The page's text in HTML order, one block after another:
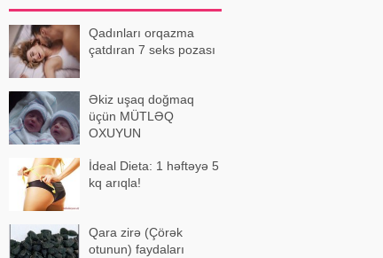
Qadınları orqazma
çatdıran 7 seks pozası
Əkiz uşaq doğmaq
üçün MÜTLƏQ
OXUYUN
İdeal Dieta: 1 həftəyə 5
kq arıqla!
Qara zirə (Çörək
otunun) faydaları